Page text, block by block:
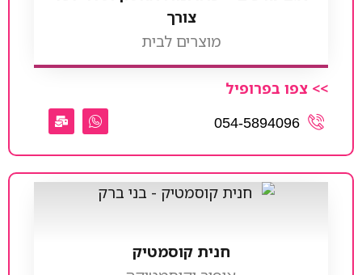
צורך
מוצרים לבית
>> צפו בפרופיל
054-5894096
חנית קוסמטיק